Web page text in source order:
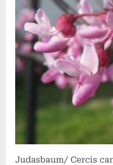
Judasbaum/ Cercis